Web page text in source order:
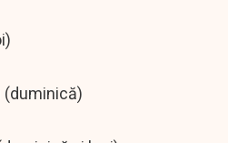
(duminică)